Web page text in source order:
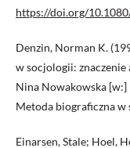
https://doi.org/
Denzin, Norman K.
w socjologii: znaczenie
Nina Nowakowska [w:]
Metoda biograficzna w
Einarsen, Stale; Hoel,